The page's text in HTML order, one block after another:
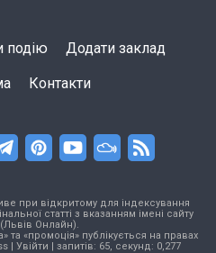
подію Додати заклад
Контакти
при відкритому для індексування
статті з вказанням імені сайту
Онлайн).
та «промоція» публікується на правах
| Увійти | запитів: 65, секунд: 0,277